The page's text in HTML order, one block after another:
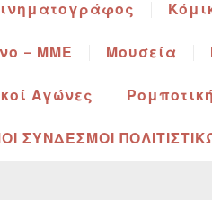
– ΜΜΕ Μουσεία
Αγώνες Ρομποτική
ΣΥΝΔΕΣΜΟΙ